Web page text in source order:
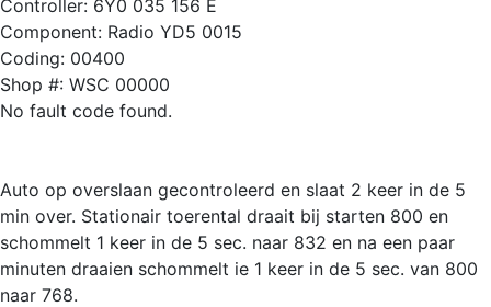
Controller: 6Y0 035 156 E
Component: Radio YD5 0015
Coding: 00400
Shop #: WSC 00000
No fault code found.
Auto op overslaan gecontroleerd en slaat 2 keer in de 5
min over. Stationair toerental draait bij starten 800 en
schommelt 1 keer in de 5 sec. naar 832 en na een paar
minuten draaien schommelt ie 1 keer in de 5 sec. van 800
naar 768.